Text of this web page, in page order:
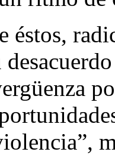
éstos,